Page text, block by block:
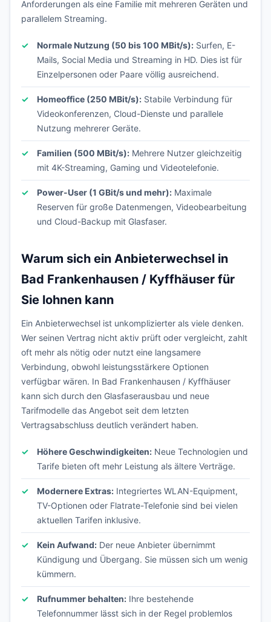
Anforderungen als eine Familie mit mehreren Geräten und
parallelem Streaming.
Normale Nutzung (50 bis 100 MBit/s): Surfen, E-
Mails, Social Media und Streaming in HD. Dies ist für
Einzelpersonen oder Paare völlig ausreichend.
Homeoffice (250 MBit/s): Stabile Verbindung für
Videokonferenzen, Cloud-Dienste und parallele
Nutzung mehrerer Geräte.
Familien (500 MBit/s): Mehrere Nutzer gleichzeitig
mit 4K-Streaming, Gaming und Videotelefonie.
Power-User (1 GBit/s und mehr): Maximale
Reserven für große Datenmengen, Videobearbeitung
und Cloud-Backup mit Glasfaser.
Warum sich ein Anbieterwechsel in
Bad Frankenhausen / Kyffhäuser für
Sie lohnen kann
Ein Anbieterwechsel ist unkomplizierter als viele denken.
Wer seinen Vertrag nicht aktiv prüft oder vergleicht, zahlt
oft mehr als nötig oder nutzt eine langsamere
Verbindung, obwohl leistungsstärkere Optionen
verfügbar wären. In Bad Frankenhausen / Kyffhäuser
kann sich durch den Glasfaserausbau und neue
Tarifmodelle das Angebot seit dem letzten
Vertragsabschluss deutlich verändert haben.
Höhere Geschwindigkeiten: Neue Technologien und
Tarife bieten oft mehr Leistung als ältere Verträge.
Modernere Extras: Integriertes WLAN-Equipment,
TV-Optionen oder Flatrate-Telefonie sind bei vielen
aktuellen Tarifen inklusive.
Kein Aufwand: Der neue Anbieter übernimmt
Kündigung und Übergang. Sie müssen sich um wenig
kümmern.
Rufnummer behalten: Ihre bestehende
Telefonnummer lässt sich in der Regel problemlos